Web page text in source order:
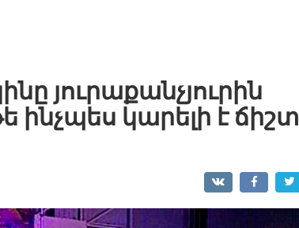
յուրաքանչյուրին
ինչպես կարելի է ճիշտ